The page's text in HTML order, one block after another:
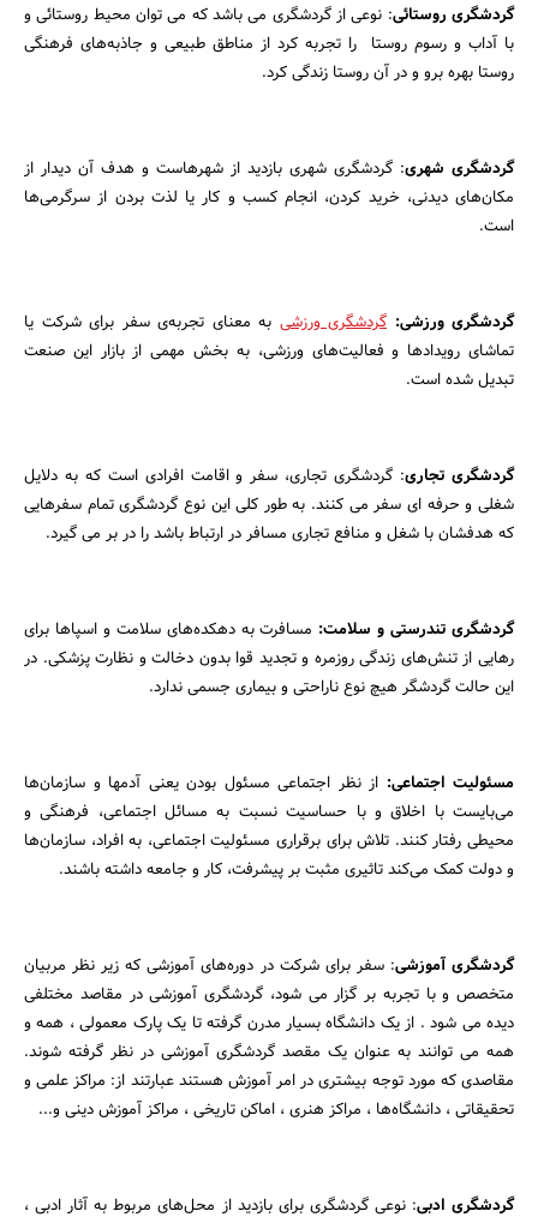
گردشگری روستائی: نوعی از گردشگری می باشد که می توان محیط روستائی و
با آداب و رسوم روستا را تجربه کرد از مناطق طبیعی و جاذبه‌های فرهنگی
روستا بهره برو و در آن روستا زندگی کرد.
گردشگری شهری: گردشگری شهری بازدید از شهرهاست و هدف آن دیدار از
مکان‌های دیدنی، خرید کردن، انجام کسب و کار یا لذت بردن از سرگرمی‌ها
است.
گردشگری ورزشی: گردشگری ورزشی به معنای تجربه‌ی سفر برای شرکت یا
تماشای رویدادها و فعالیت‌های ورزشی، به بخش مهمی از بازار این صنعت
تبدیل شده است.
گردشگری تجاری: گردشگری تجاری، سفر و اقامت افرادی است که به دلایل
شغلی و حرفه ای سفر می کنند. به طور کلی این نوع گردشگری تمام سفر‌هایی
که هدفشان با شغل و منافع تجاری مسافر در ارتباط باشد را در بر می گیرد.
گردشگری تندرستی و سلامت: مسافرت به دهکده‌های سلامت و اسپاها برای
رهایی از تنش‌های زندگی روزمره و تجدید قوا بدون دخالت و نظارت پزشکی. در
این حالت گردشگر هیچ نوع ناراحتی و بیماری جسمی ندارد.
مسئولیت اجتماعی: از نظر اجتماعی مسئول بودن یعنی آدمها و سازمان‌ها
می‌بایست با اخلاق و با حساسیت نسبت به مسائل اجتماعی، فرهنگی و
محیطی رفتار کنند. تلاش برای برقراری مسئولیت اجتماعی، به افراد، سازمان‌ها
و دولت کمک می‌کند تاثیری مثبت بر پیشرفت، کار و جامعه داشته باشند.
گردشگری آموزشی: سفر برای شرکت در دوره‌های آموزشی که زیر نظر مربیان
متخصص و با تجربه بر گزار می شود، گردشگری آموزشی در مقاصد مختلفی
دیده می شود . از یک دانشگاه بسیار مدرن گرفته تا یک پارک معمولی ، همه و
همه می توانند به عنوان یک مقصد گردشگری آموزشی در نظر گرفته شوند.
مقاصدی که مورد توجه بیشتری در امر آموزش هستند عبارتند از: مراکز علمی و
تحقیقاتی ، دانشگاه‌ها ، مراکز هنری ، اماکن تاریخی ، مراکز آموزش دینی و...
گردشگری ادبی: نوعی گردشگری برای بازدید از محل‌های مربوط به آثار ادبی ،